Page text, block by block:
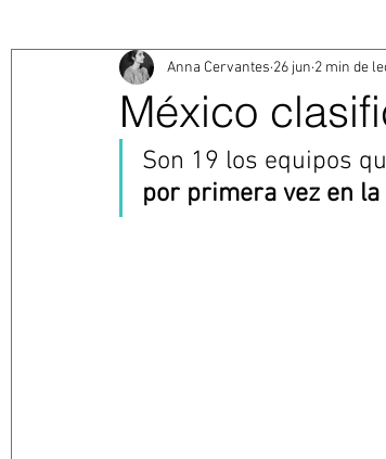
Entérate Deportes La
Ayuntamiento de Los Cabos Informa
México
Anna Cervantes 26 jun 2 min de
Son 19 los equipos
por primera vez en